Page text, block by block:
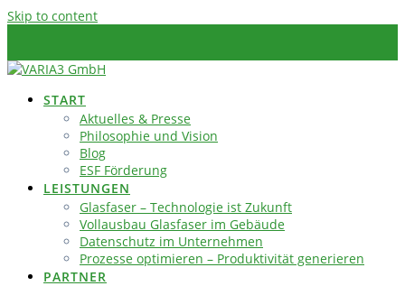
Skip to content
START
Aktuelles & Presse
Philosophie und Vision
Blog
ESF Förderung
LEISTUNGEN
Glasfaser – Technologie ist Zukunft
Vollausbau Glasfaser im Gebäude
Datenschutz im Unternehmen
Prozesse optimieren – Produktivität generieren
PARTNER